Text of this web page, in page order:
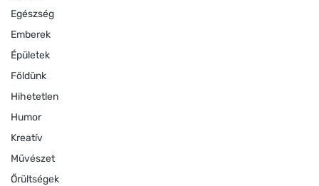
Egészség
Emberek
Épületek
Földünk
Hihetetlen
Humor
Kreatív
Művészet
Őrültségek